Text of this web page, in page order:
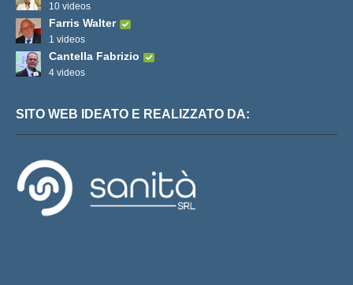
10 videos
Farris Walter
1 videos
Cantella Fabrizio
4 videos
SITO WEB IDEATO E REALIZZATO DA: